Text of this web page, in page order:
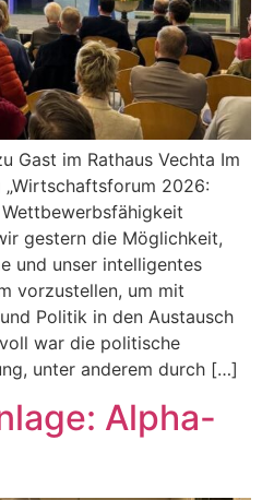
Gast im Rathaus Vechta Im
„Wirtschaftsforum 2026:
gestern die Möglichkeit,
und unser intelligentes
vorzustellen, um mit
Politik in den Austausch
war die politische
unter anderem durch […]
Alpha-